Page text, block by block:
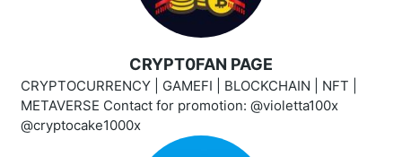
CRYPT0FAN PAGE
CRYPTOCURRENCY | GAMEFI | BLOCKCHAIN | NFT |
METAVERSE Contact for promotion: @violetta100x
@cryptocake1000x